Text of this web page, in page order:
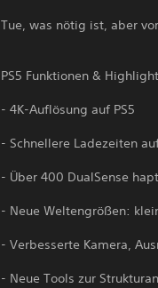
Tue, was nötig ist, aber
PS5 Funktionen &
- 4K-Auflösung auf PS5
- Schnellere Ladezeiten
- Über 400 DualSense
- Neue Weltengrößen:
- Verbesserte Kamera,
- Neue Tools zur